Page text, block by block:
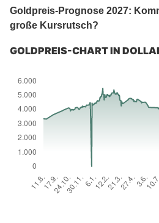
Goldpreis-Prognose 2027:
große Kursrutsch?
GOLDPREIS-CHART IN